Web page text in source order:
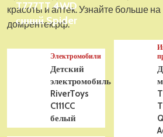
5
На
(Германия)
танкового
RTR,
красоты и аптек. Узнайте больше на
домрентек.рф.
T777TT 4WD
синий Spider
Электромобили
Детский
электромобиль
RiverToys
C111CC
белый